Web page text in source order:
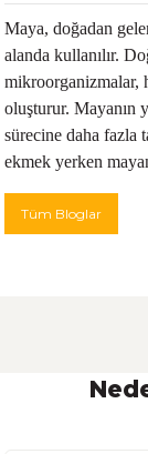
Maya, doğadan
alanda kullanılır.
mikroorganizmalar,
oluşturur. Mayanın
sürecine daha fazla
ekmek yerken
Tüm Bloglar
Ekşi Maya